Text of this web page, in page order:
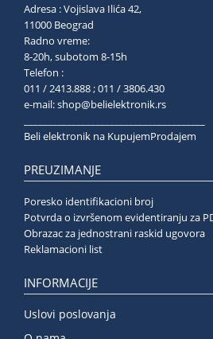
Adresa : Vojislava Ilića 42,
11000 Beograd
Radno vreme:
8-20h, subotom 8-15h
Telefon :
011 / 2413.888 ; 011 / 3806.430
e-mail:shop@belielektronik.rs
Beli elektronik na KupujemProdajem
PREUZIMANJE
Poresko identifikacioni broj
Potvrda o izvršenom evidentiranju za
Obrazac za jednostrani raskid ugovora
Reklamacioni list
INFORMACIJE
Uslovi poslovanja